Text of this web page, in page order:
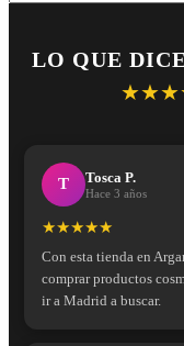
LO QUE
T Tosca P.
Hace 3 años
★★★★★
Con esta tienda en
comprar productos
ir a Madrid a buscar.